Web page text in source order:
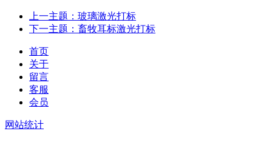
上一主题：玻璃激光打标
下一主题：畜牧耳标激光打标
首页
关于
留言
客服
会员
网站统计